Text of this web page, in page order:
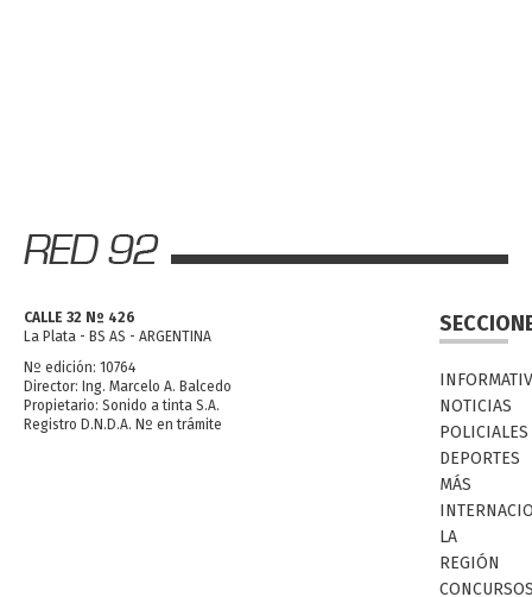
CALLE 32 Nº 426
La Plata - BS AS - ARGENTINA
Nº edición: 10764
Director: Ing. Marcelo A. Balcedo
Propietario: Sonido a tinta S.A.
Registro D.N.D.A. Nº en trámite
NOTICIAS
POLICIALES
DEPORTES
MÁS
LA
REGIÓN